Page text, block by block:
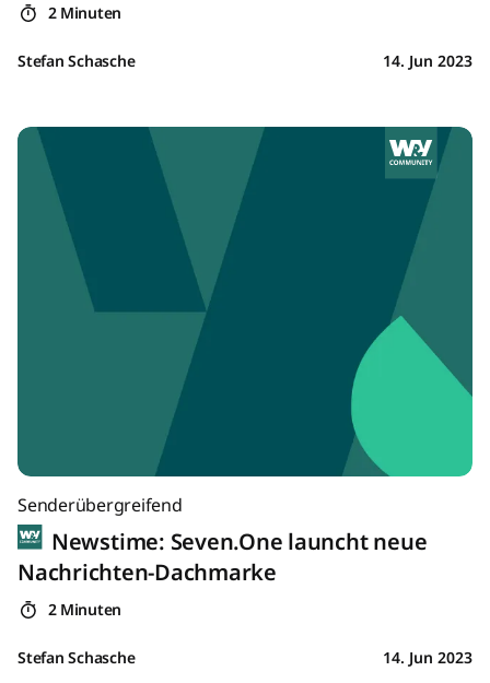
2 Minuten
Stefan Schasche 14. Jun 2023
Senderübergreifend
Newstime: Seven.One launcht neue
Nachrichten-Dachmarke
2 Minuten
Stefan Schasche 14. Jun 2023